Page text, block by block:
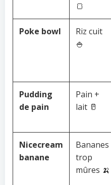
🍞
Poke bowl
Riz cuit
🍚
Pudding
de pain
Pain +
lait 🥛
Nicecream
banane
Bananes
trop
mûres 🍌